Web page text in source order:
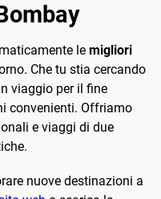
le migliori
Che tu stia cercando
viaggio per il fine
convenienti. Offriamo
e viaggi di due
nuove destinazioni a